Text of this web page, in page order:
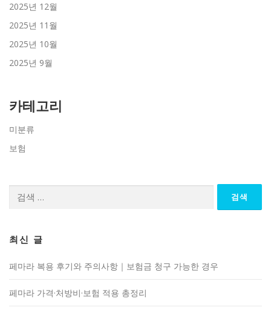
2025년 12월
2025년 11월
2025년 10월
2025년 9월
카테고리
미분류
보험
최신 글
페마라 복용 후기와 주의사항｜보험금 청구 가능한 경우
페마라 가격·처방비·보험 적용 총정리